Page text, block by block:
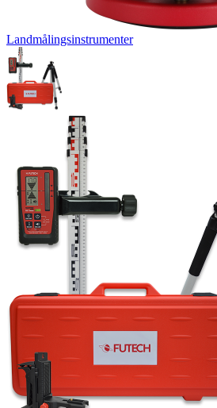
Landmålingsinstrumenter